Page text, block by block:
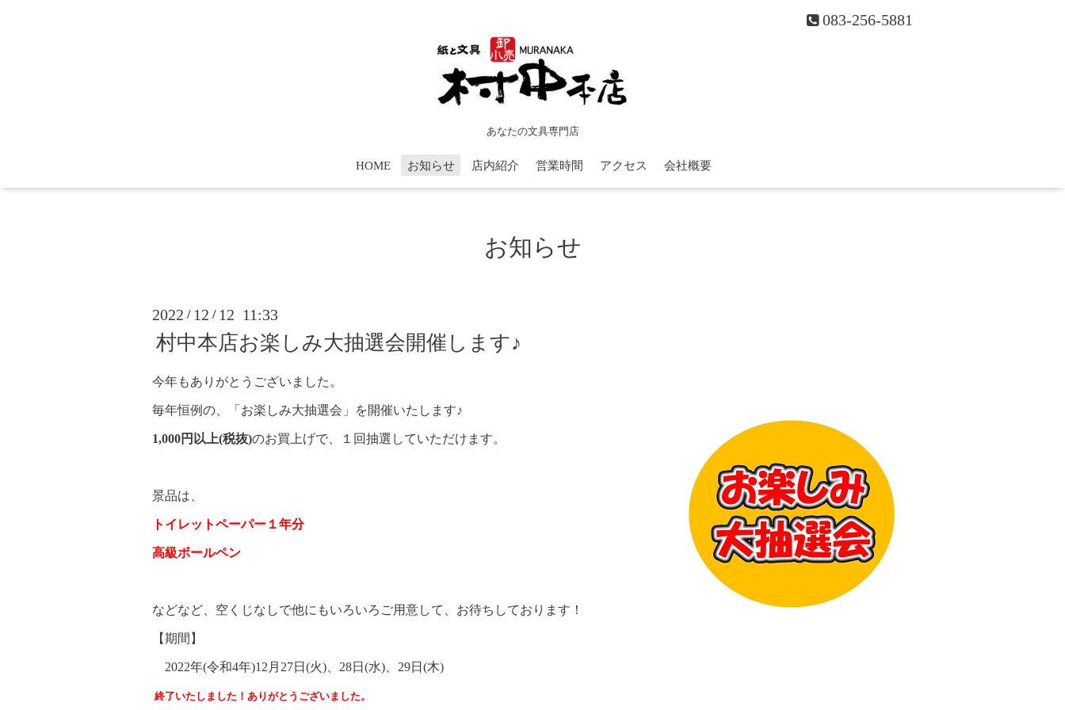
083-256-5881
あなたの文具専門店
HOME お知らせ 店内紹介 営業時間 アクセス 会社概要
お知らせ
2022 / 12 / 12 11:33
村中本店お楽しみ大抽選会開催します♪
今年もありがとうございました。
毎年恒例の、「お楽しみ大抽選会」を開催いたします♪
1,000円以上(税抜)のお買上げで、１回抽選していただけます。
景品は、
トイレットペーパー１年分
高級ボールペン
などなど、空くじなしで他にもいろいろご用意して、お待ちしております！
【期間】
2022年(令和4年)12月27日(火)、28日(水)、29日(木)
終了いたしました！ありがとうございました。